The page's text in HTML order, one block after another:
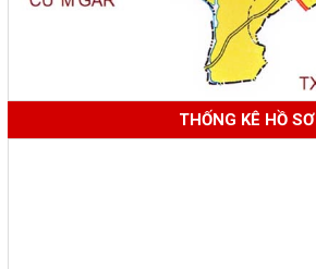
THỐNG KÊ HỒ SƠ